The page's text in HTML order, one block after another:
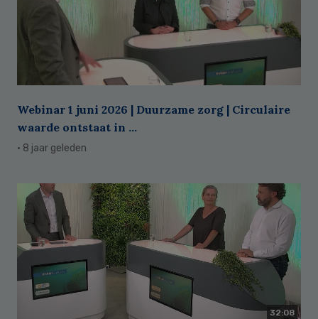
Webinar 1 juni 2026 | Duurzame zorg | Circulaire
waarde ontstaat in ...
· 8 jaar geleden
32:08